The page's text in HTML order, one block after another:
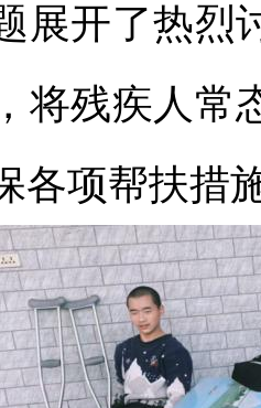
展开了热烈
将残疾人常
各项帮扶措